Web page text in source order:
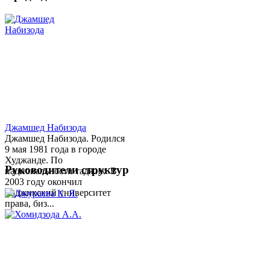
Джамшед Набизода
Джамшед Набизода. Родился
9 мая 1981 года в городе
Худжанде. По
национальности таджик. В
2003 году окончил
Таджикский университет
права, биз...
Руководители структур